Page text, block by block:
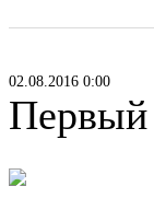
02.08.2016 0:00
Первый